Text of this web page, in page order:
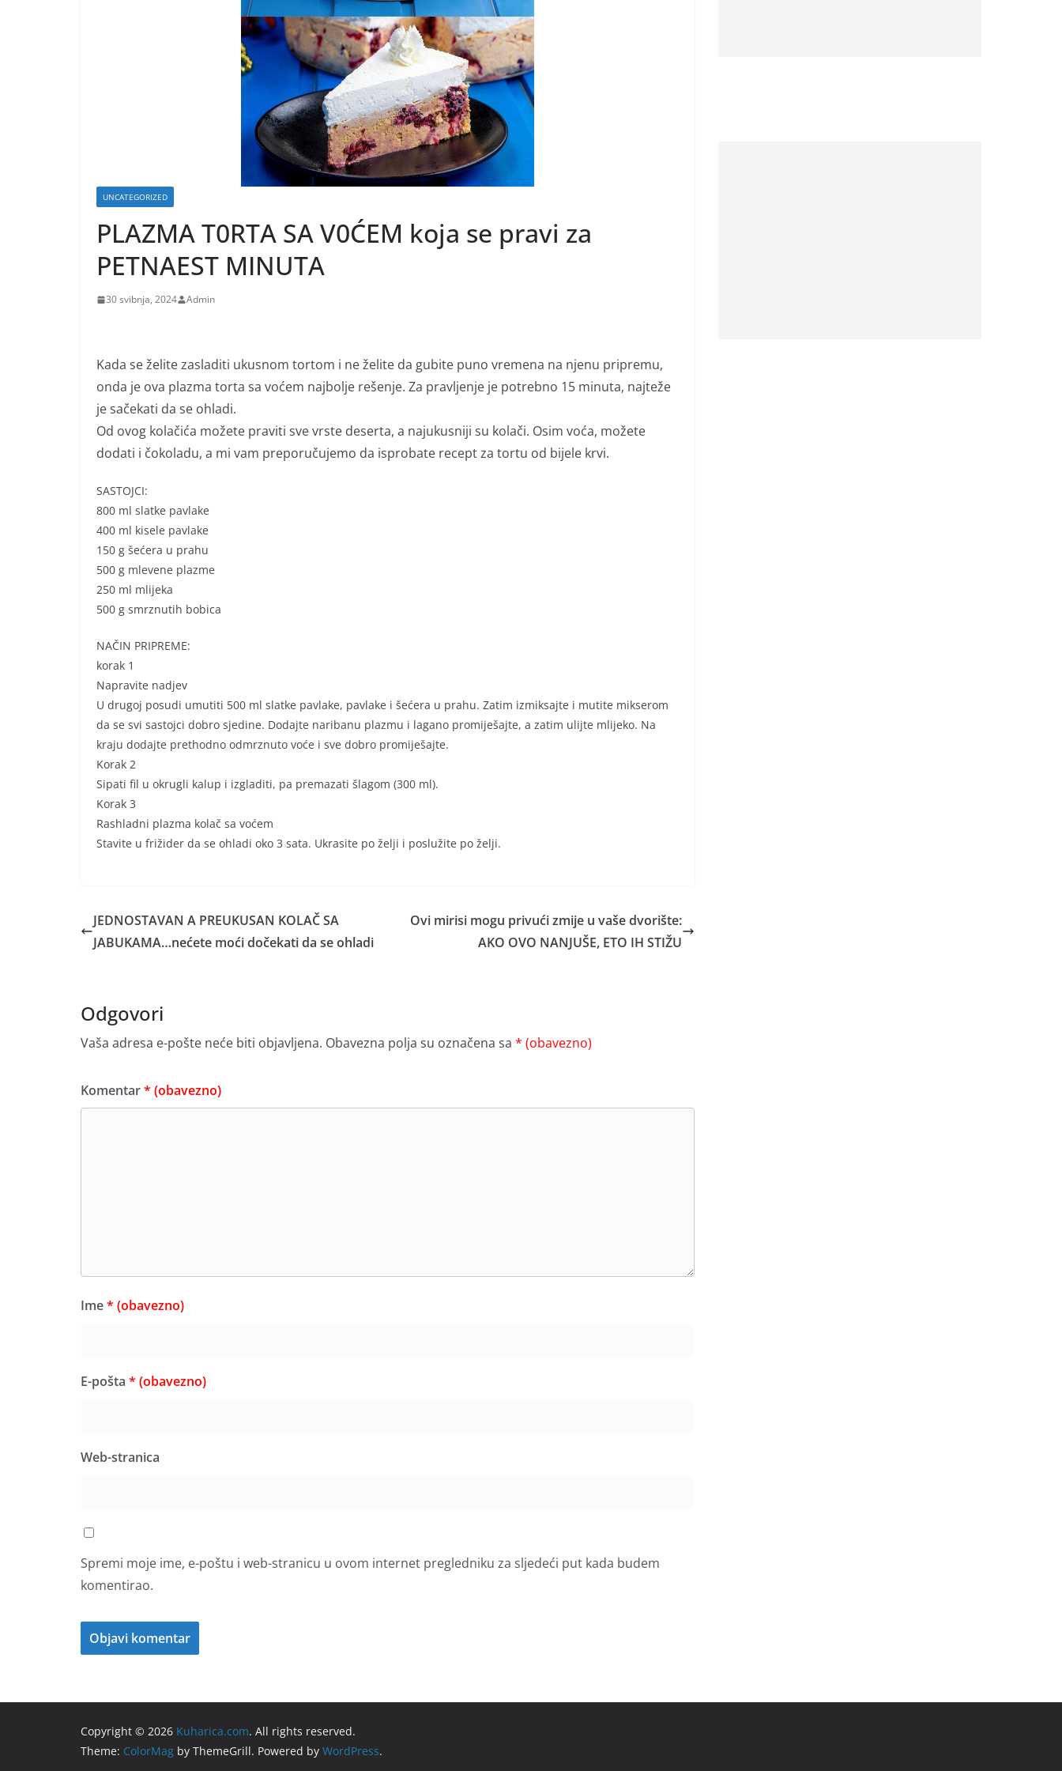
UNCATEGORIZED
PLAZMA T0RTA SA V0ĆEM koja se pravi za
PETNAEST MINUTA
30 svibnja, 2024 Admin
Kada se želite zasladiti ukusnom tortom i ne želite da gubite puno vremena na njenu pripremu,
onda je ova plazma torta sa voćem najbolje rešenje. Za pravljenje je potrebno 15 minuta, najteže
je sačekati da se ohladi.
Od ovog kolačića možete praviti sve vrste deserta, a najukusniji su kolači. Osim voća, možete
dodati i čokoladu, a mi vam preporučujemo da isprobate recept za tortu od bijele krvi.
SASTOJCI:
800 ml slatke pavlake
400 ml kisele pavlake
150 g šećera u prahu
500 g mlevene plazme
250 ml mlijeka
500 g smrznutih bobica
NAČIN PRIPREME:
korak 1
Napravite nadjev
U drugoj posudi umutiti 500 ml slatke pavlake, pavlake i šećera u prahu. Zatim izmiksajte i mutite mikserom
da se svi sastojci dobro sjedine. Dodajte naribanu plazmu i lagano promiješajte, a zatim ulijte mlijeko. Na
kraju dodajte prethodno odmrznuto voće i sve dobro promiješajte.
Korak 2
Sipati fil u okrugli kalup i izgladiti, pa premazati šlagom (300 ml).
Korak 3
Rashladni plazma kolač sa voćem
Stavite u frižider da se ohladi oko 3 sata. Ukrasite po želji i poslužite po želji.
JEDNOSTAVAN A PREUKUSAN KOLAČ SA
JABUKAMA…nećete moći dočekati da se ohladi
Ovi mirisi mogu privući zmije u vaše dvorište:
AKO OVO NANJUŠE, ETO IH STIŽU
Odgovori
Vaša adresa e-pošte neće biti objavljena. Obavezna polja su označena sa * (obavezno)
Komentar* (obavezno)
Ime* (obavezno)
E-pošta * (obavezno)
Web-stranica
Spremi moje ime, e-poštu i web-stranicu u ovom internet pregledniku za sljedeći put kada budem
komentirao.
Copyright © 2026 Kuharica.com. All rights reserved.
Theme: ColorMag by ThemeGrill. Powered by WordPress.